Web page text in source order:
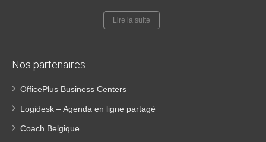
Lire la suite
Nos partenaires
OfficePlus Business Centers
Logidesk – Agenda en ligne partagé
Coach Belgique